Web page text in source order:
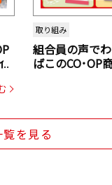
取り組み
組合員の声で
ばこのCO･OP
覧を見る